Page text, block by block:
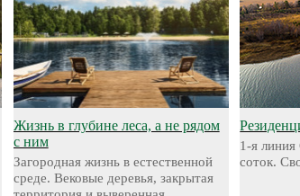
Жизнь в глубине леса, а не рядом
с ним
Загородная жизнь в естественной
среде. Вековые деревья, закрытая
1-я
соток.